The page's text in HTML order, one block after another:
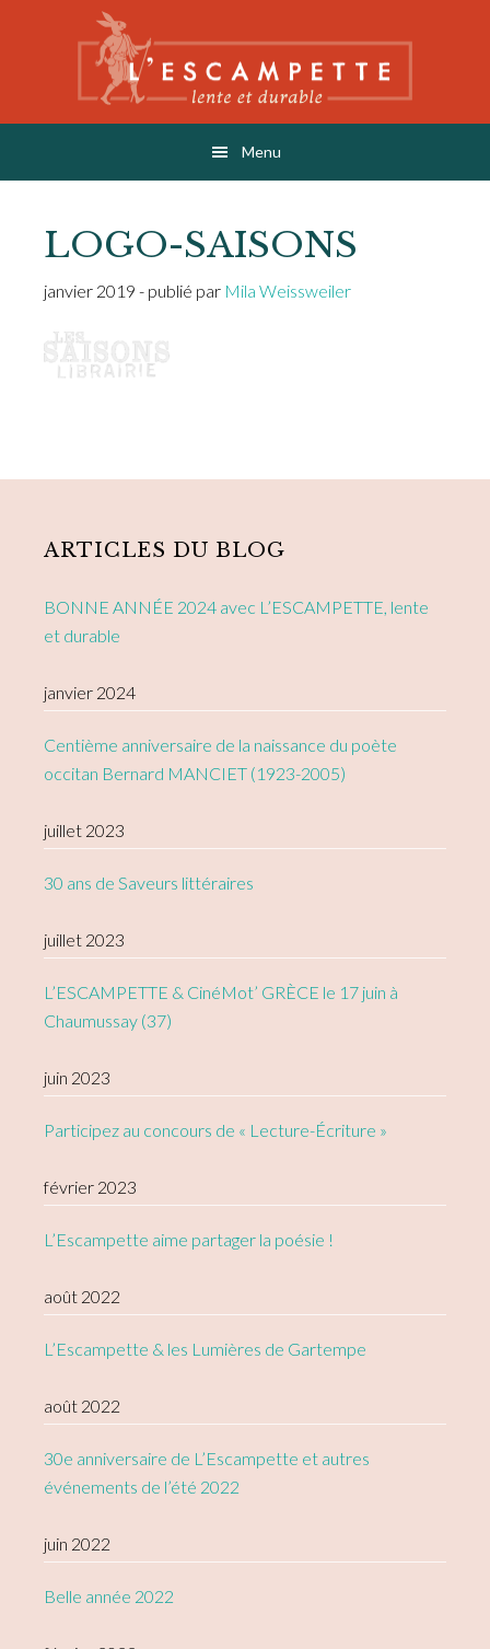
L'ESCAMPETTE
éditions lentes & durables
Menu
LOGO-SAISONS
janvier 2019 - publié par Mila Weissweiler
Sidebar
ARTICLES DU BLOG
BONNE ANNÉE 2024 avec L’ESCAMPETTE, lente
et durable
janvier 2024
Centième anniversaire de la naissance du poète
occitan Bernard MANCIET (1923-2005)
juillet 2023
30 ans de Saveurs littéraires
juillet 2023
L’ESCAMPETTE & CinéMot’ GRÈCE le 17 juin à
Chaumussay (37)
juin 2023
Participez au concours de « Lecture-Écriture »
février 2023
L’Escampette aime partager la poésie !
août 2022
L’Escampette & les Lumières de Gartempe
août 2022
30e anniversaire de L’Escampette et autres
événements de l’été 2022
juin 2022
Belle année 2022